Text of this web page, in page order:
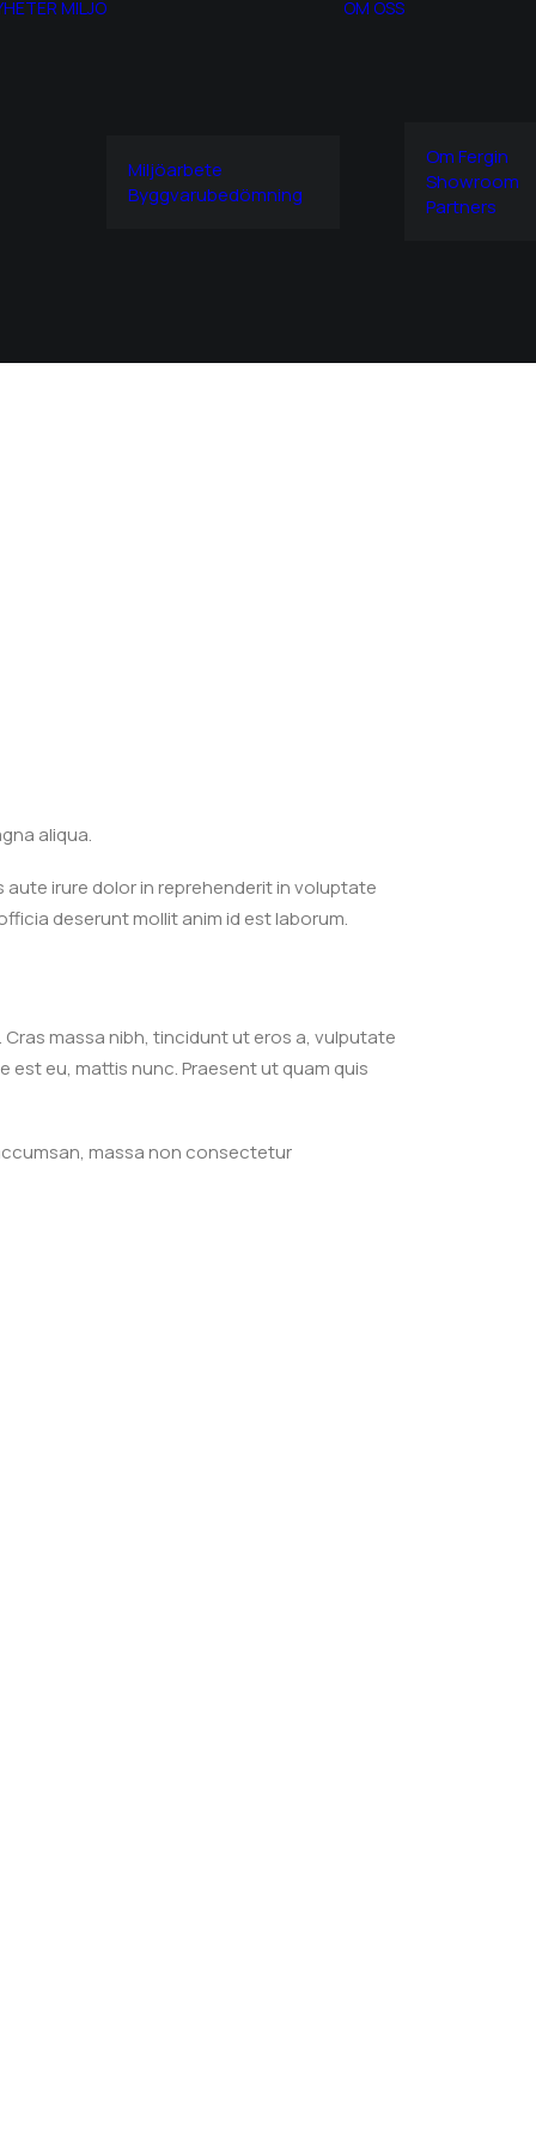
MILJÖ
Miljöarbete
Byggvarubedömning
OM OSS
Om Fergin
Showroom
Partners
aliqua.
irure dolor in reprehenderit in voluptate
deserunt mollit anim id est laborum.
massa nibh, tincidunt ut eros a, vulputate
est eu, mattis nunc. Praesent ut quam quis
massa non consectetur